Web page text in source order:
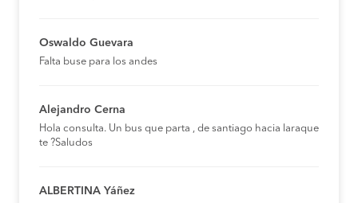
Oswaldo Guevara
Falta buse para los andes
Alejandro Cerna
Hola consulta. Un bus que parta , de santiago hacia laraque
te ?Saludos
ALBERTINA Yáñez